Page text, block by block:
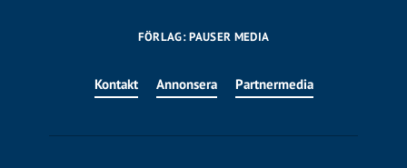
FÖRLAG: PAUSER MEDIA
Kontakt Annonsera Partnermedia